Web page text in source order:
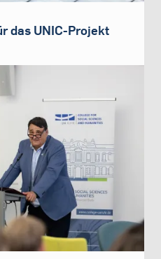
das UNIC-Projekt